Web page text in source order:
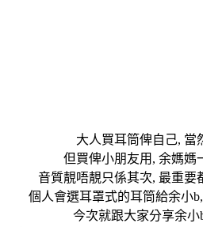
大人買耳筒俾自己, 當
但買俾小朋友用 , 余媽媽
音質靚唔靚只係其次, 最重要
個人會選耳罩式的耳筒給余小b,
今次就跟大家分享余小